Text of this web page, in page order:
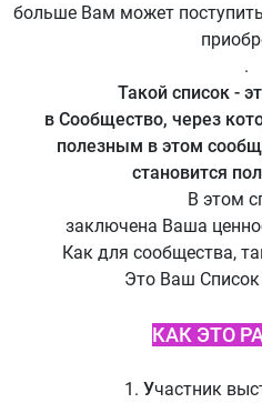
больше Вам может
.
Такой список -
в Сообщество, через
полезным в этом
становится
В этом
заключена Ваша
Как для сообщества,
Это Ваш
КАК ЭТО
1. Участник